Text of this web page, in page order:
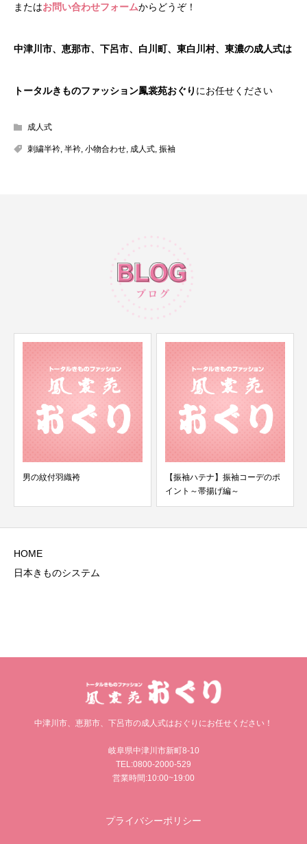
またはお問い合わせフォームからどうぞ！
中津川市、恵那市、下呂市、白川町、東白川村、東濃の成人式は
トータルきものファッション鳳裳苑おぐり にお任せください
成人式
刺繍半衿, 半衿, 小物合わせ, 成人式, 振袖
男の紋付羽織袴
【振袖ハテナ】振袖コーデのポ
イント～帯揚げ編～
HOME
日本きものシステム
中津川市、恵那市、下呂市の成人式はおぐりにお任せください！
岐阜県中津川市新町8-10
TEL:0800-2000-529
営業時間:10:00~19:00
プライバシーポリシー